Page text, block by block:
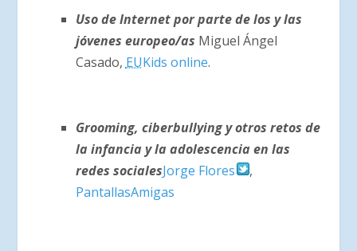
Uso de Internet por parte de los y las
jóvenes europeo/as Miguel Ángel
Casado, EUKids online.
Grooming, ciberbullying y otros retos de
la infancia y la adolescencia en las
redes socialesJorge Flores
,
PantallasAmigas